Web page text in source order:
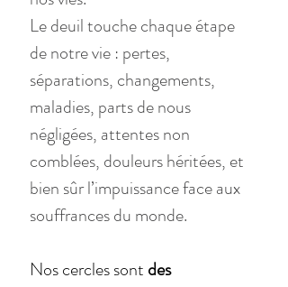
Le deuil touche chaque étape
de notre vie : pertes,
séparations, changements,
maladies, parts de nous
négligées, attentes non
comblées, douleurs héritées, et
bien sûr l’impuissance face aux
souffrances du monde.
Nos cercles sont des